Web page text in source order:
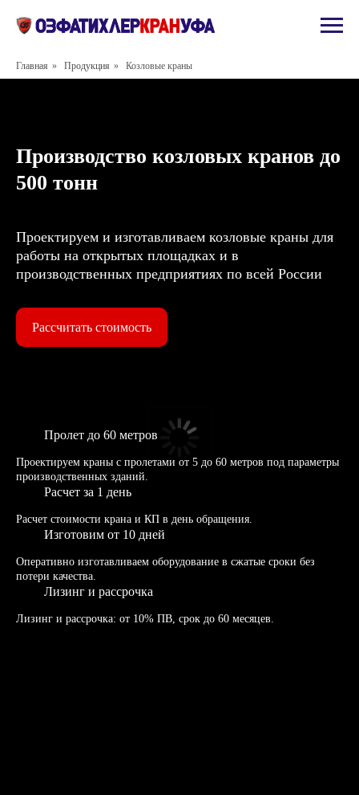
Главная » Продукция » Козловые краны
Производство козловых кранов до
500 тонн
Проектируем и изготавливаем козловые краны для
работы на открытых площадках и в
производственных предприятиях по всей России
Рассчитать стоимость
Пролет до 60 метров
Проектируем краны с пролетами от 5 до 60 метров под параметры
производственных зданий.
Расчет за 1 день
Расчет стоимости крана и КП в день обращения.
Изготовим от 10 дней
Оперативно изготавливаем оборудование в сжатые сроки без
потери качества.
Лизинг и рассрочка
Лизинг и рассрочка: от 10% ПВ, срок до 60 месяцев.